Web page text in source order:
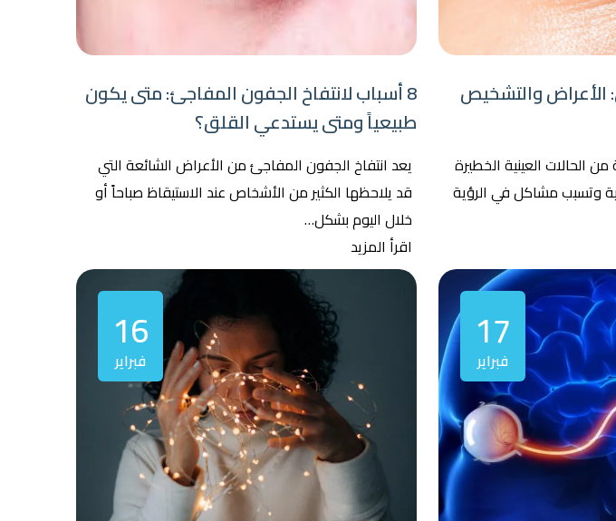
الأعراض والتشخيص
من الحالات العينية الخطيرة
وتسبب مشاكل في الرؤية
8 أسباب لانتفاخ الجفون المفاجئ: متى يكون
طبيعياً ومتى يستدعي القلق؟
يعد انتفاخ الجفون المفاجئ من الأعراض الشائعة التي
قد يلاحظها الكثير من الأشخاص عند الاستيقاظ صباحاً أو
خلال اليوم بشكل…
اقرأ المزيد
17
فبراير 16
فبراير